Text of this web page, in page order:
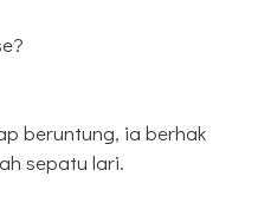
beruntung, ia berhak
sepatu lari.